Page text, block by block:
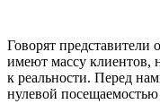
Говорят представители
имеют массу клиентов,
к реальности. Перед
нулевой